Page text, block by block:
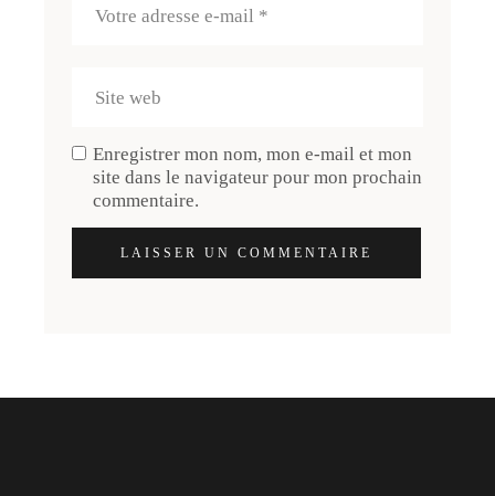
Enregistrer mon nom, mon e-mail et mon
site dans le navigateur pour mon prochain
commentaire.
LAISSER UN COMMENTAIRE